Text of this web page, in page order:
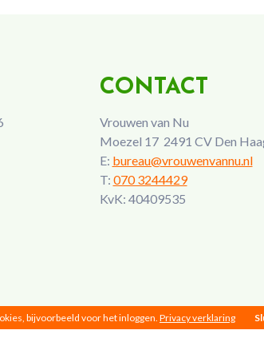
CONTACT
Vrouwen van Nu
Moezel 17 2491 CV Den
E: bureau@vrouwenvannu.nl
T: 070 3244429
KvK: 40409535
bijvoorbeeld voor het inloggen. Privacy verklaring